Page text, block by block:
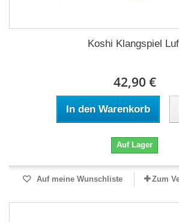
Koshi Klangspiel
42,90 €
In den Warenkorb
Auf Lager
Auf meine Wunschliste Zum